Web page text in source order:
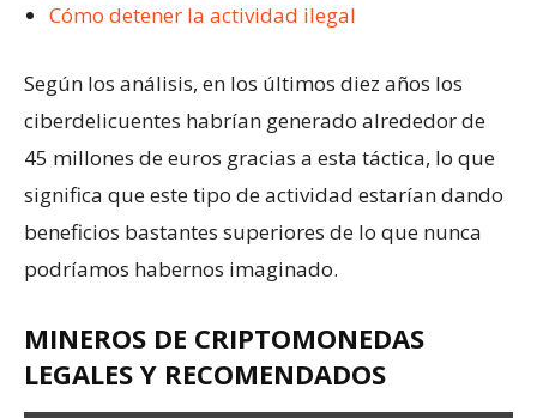
Cómo detener la actividad ilegal
Según los análisis, en los últimos diez años los
ciberdelicuentes habrían generado alrededor de
45 millones de euros gracias a esta táctica, lo que
significa que este tipo de actividad estarían dando
beneficios bastantes superiores de lo que nunca
podríamos habernos imaginado.
MINEROS DE CRIPTOMONEDAS
LEGALES Y RECOMENDADOS